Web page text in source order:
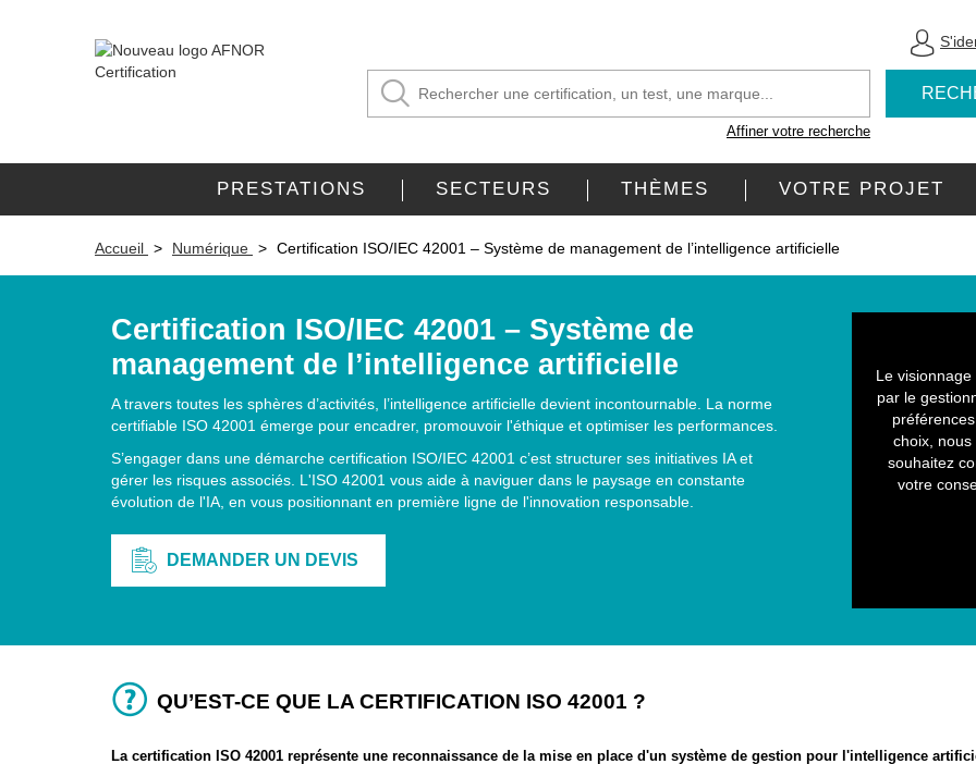
Affiner votre recherche
PRESTATIONS SECTEURS THÈMES VOTRE PROJET
Accueil Numérique Certification ISO/IEC 42001 – Système de management de l’intelligence artificielle
Certification ISO/IEC 42001 – Système de
management de l’intelligence artificielle
A travers toutes les sphères d’activités, l’intelligence artificielle devient incontournable. La norme
certifiable ISO 42001 émerge pour encadrer, promouvoir l'éthique et optimiser les performances.
S’engager dans une démarche certification ISO/IEC 42001 c’est structurer ses initiatives IA et
gérer les risques associés. L'ISO 42001 vous aide à naviguer dans le paysage en constante
évolution de l'IA, en vous positionnant en première ligne de l'innovation responsable.
DEMANDER UN DEVIS
Le
par le
choix, nous
souhaitez
votre
QU’EST-CE QUE LA CERTIFICATION ISO 42001 ?
La certification ISO 42001 représente une reconnaissance de la mise en place d'un système de gestion pour l'intelligence